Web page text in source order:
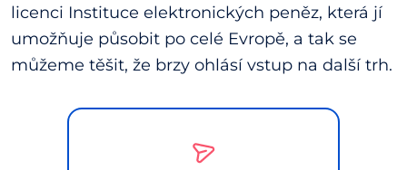
licenci Instituce elektronických peněz, která jí
umožňuje působit po celé Evropě, a tak se
můžeme těšit, že brzy ohlásí vstup na další trh.